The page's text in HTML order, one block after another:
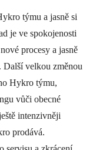
týmu a jasně si
je ve spokojenosti
procesy a jasně
Další velkou změnou
Hykro týmu,
vůči obecné
intenzivněji
prodává.